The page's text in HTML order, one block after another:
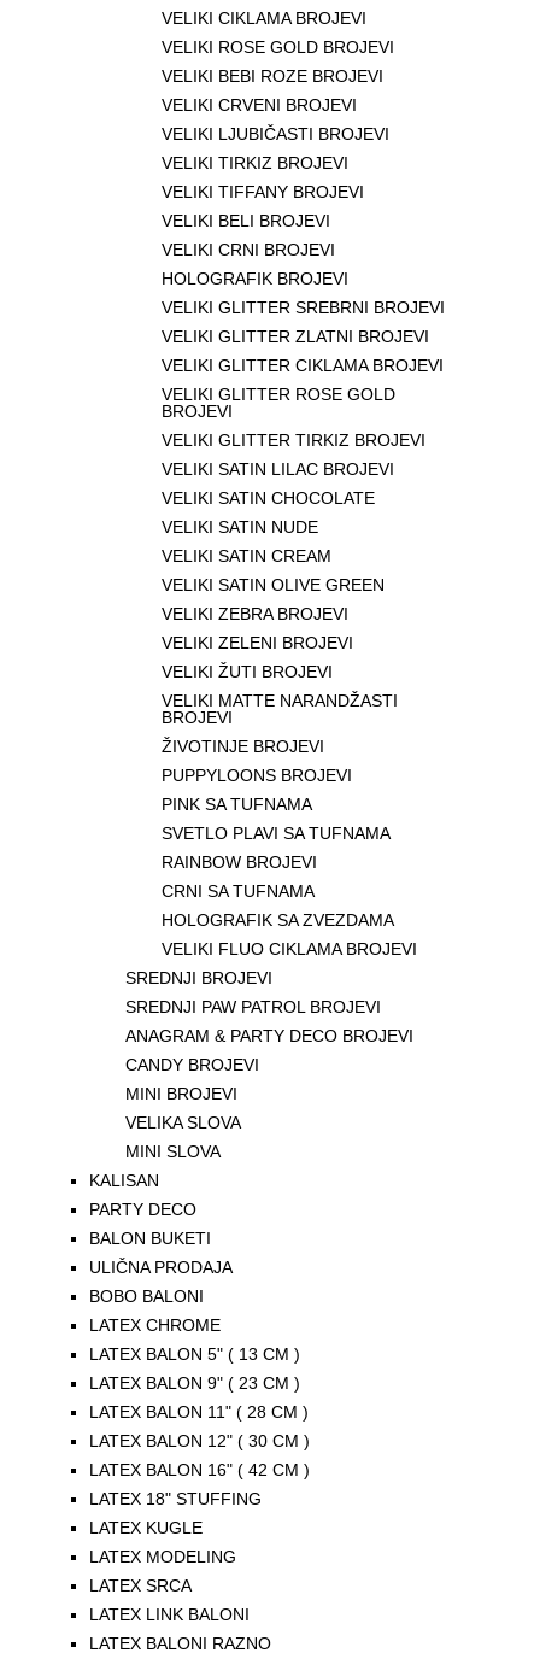
VELIKI CIKLAMA BROJEVI
VELIKI ROSE GOLD BROJEVI
VELIKI BEBI ROZE BROJEVI
VELIKI CRVENI BROJEVI
VELIKI LJUBIČASTI BROJEVI
VELIKI TIRKIZ BROJEVI
VELIKI TIFFANY BROJEVI
VELIKI BELI BROJEVI
VELIKI CRNI BROJEVI
HOLOGRAFIK BROJEVI
VELIKI GLITTER SREBRNI BROJEVI
VELIKI GLITTER ZLATNI BROJEVI
VELIKI GLITTER CIKLAMA BROJEVI
VELIKI GLITTER ROSE GOLD
BROJEVI
VELIKI GLITTER TIRKIZ BROJEVI
VELIKI SATIN LILAC BROJEVI
VELIKI SATIN CHOCOLATE
VELIKI SATIN NUDE
VELIKI SATIN CREAM
VELIKI SATIN OLIVE GREEN
VELIKI ZEBRA BROJEVI
VELIKI ZELENI BROJEVI
VELIKI ŽUTI BROJEVI
VELIKI MATTE NARANDŽASTI
BROJEVI
ŽIVOTINJE BROJEVI
PUPPYLOONS BROJEVI
PINK SA TUFNAMA
SVETLO PLAVI SA TUFNAMA
RAINBOW BROJEVI
CRNI SA TUFNAMA
HOLOGRAFIK SA ZVEZDAMA
VELIKI FLUO CIKLAMA BROJEVI
SREDNJI BROJEVI
SREDNJI PAW PATROL BROJEVI
ANAGRAM & PARTY DECO BROJEVI
CANDY BROJEVI
MINI BROJEVI
VELIKA SLOVA
MINI SLOVA
KALISAN
PARTY DECO
BALON BUKETI
ULIČNA PRODAJA
BOBO BALONI
LATEX CHROME
LATEX BALON 5" ( 13 CM )
LATEX BALON 9" ( 23 CM )
LATEX BALON 11" ( 28 CM )
LATEX BALON 12" ( 30 CM )
LATEX BALON 16" ( 42 CM )
LATEX 18" STUFFING
LATEX KUGLE
LATEX MODELING
LATEX SRCA
LATEX LINK BALONI
LATEX BALONI RAZNO